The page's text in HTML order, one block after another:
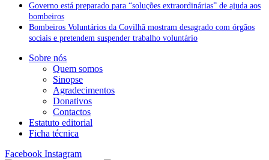
Governo está preparado para “soluções extraordinárias” de ajuda aos
bombeiros
Bombeiros Voluntários da Covilhã mostram desagrado com órgãos
sociais e pretendem suspender trabalho voluntário
Sobre nós
Quem somos
Sinopse
Agradecimentos
Donativos
Contactos
Estatuto editorial
Ficha técnica
Facebook Instagram